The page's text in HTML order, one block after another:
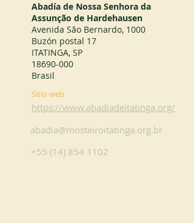
Abadía de Nossa Senhora da
Assunção de Hardehausen
Avenida São Bernardo, 1000
Buzón postal 17
ITATINGA, SP
18690-000
Brasil
Sitio web
https://www.abadiadeitatinga.org/
abadia@mosteiroitatinga.org.br
+55 (14) 854 1102